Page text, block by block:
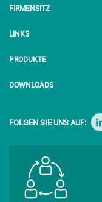
FIRMENSITZ
LINKS
PRODUKTE
DOWNLOADS
FOLGEN SIE UNS AUF: